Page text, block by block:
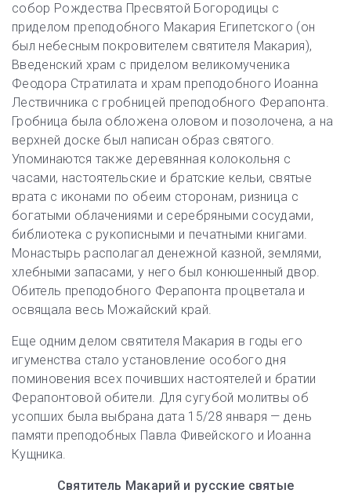
собор Рождества Пресвятой Богородицы с
приделом преподобного Макария Египетского (он
был небесным покровителем святителя Макария),
Введенский храм с приделом великомученика
Феодора Стратилата и храм преподобного Иоанна
Лествичника с гробницей преподобного Ферапонта.
Гробница была обложена оловом и позолочена, а на
верхней доске был написан образ святого.
Упоминаются также деревянная колокольня с
часами, настоятельские и братские кельи, святые
врата с иконами по обеим сторонам, ризница с
богатыми облачениями и серебряными сосудами,
библиотека с рукописными и печатными книгами.
Монастырь располагал денежной казной, землями,
хлебными запасами, у него был конюшенный двор.
Обитель преподобного Ферапонта процветала и
освящала весь Можайский край.
Еще одним делом святителя Макария в годы его
игуменства стало установление особого дня
поминовения всех почивших настоятелей и братии
Ферапонтовой обители. Для сугубой молитвы об
усопших была выбрана дата 15/28 января — день
памяти преподобных Павла Фивейского и Иоанна
Кущника.
Святитель Макарий и русские святые